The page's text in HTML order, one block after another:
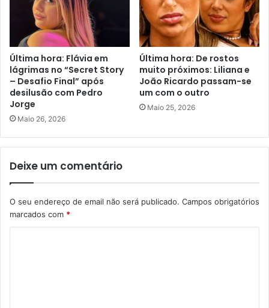
Última hora: Flávia em
lágrimas no “Secret Story
– Desafio Final” após
desilusão com Pedro
Jorge
Maio 26, 2026
Última hora: De rostos
muito próximos: Liliana e
João Ricardo passam-se
um com o outro
Maio 25, 2026
Deixe um comentário
O seu endereço de email não será publicado. Campos obrigatórios
marcados com *